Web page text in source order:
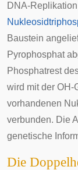
DNA-
Baustein
Pyrophosphat
Phosphatrest
wird mit der OH-
vorhandenen
verbunden. Die
genetische
Die